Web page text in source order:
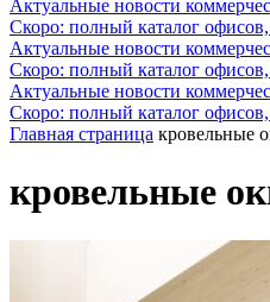
Актуальные новости
Скоро: полный каталог
Актуальные новости
Скоро: полный каталог
Актуальные новости
Скоро: полный каталог
Главная страница кровельные
кровельные